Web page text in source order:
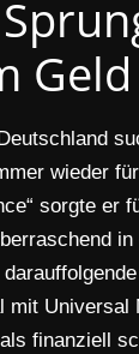
Geld
wieder
sorgte er
mit Universal
finanziell